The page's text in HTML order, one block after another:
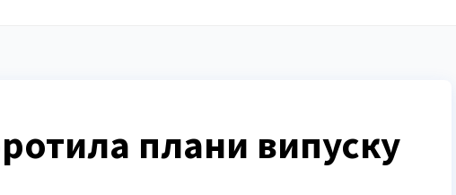
плани випуску